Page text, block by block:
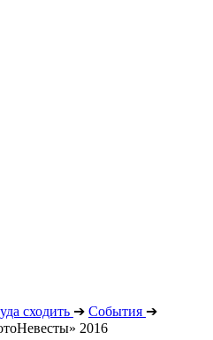
сходить ➔ События ➔
2016